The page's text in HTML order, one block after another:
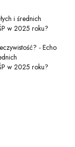
i średnich
w 2025 roku?
- Echo
w 2025 roku?